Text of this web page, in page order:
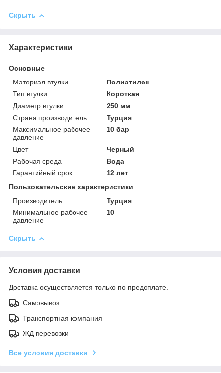
Скрыть
Характеристики
Основные
Материал втулки
Полиэтилен
Тип втулки
Короткая
Диаметр втулки
250 мм
Страна производитель
Турция
Максимальное рабочее
давление
10 бар
Цвет
Черный
Рабочая среда
Вода
Гарантийный срок
12 лет
Пользовательские характеристики
Производитель
Турция
Минимальное рабочее
давление
10
Скрыть
Условия доставки
Доставка осуществляется только по предоплате.
Самовывоз
Транспортная компания
ЖД перевозки
Все условия доставки